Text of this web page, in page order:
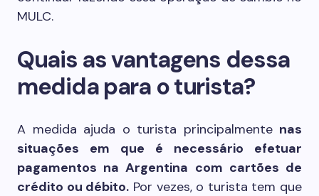
MULC.
Quais as vantagens dessa
medida para o turista?
A medida ajuda o turista principalmente nas
situações em que é necessário efetuar
pagamentos na Argentina com cartões de
crédito ou débito. Por vezes, o turista tem que